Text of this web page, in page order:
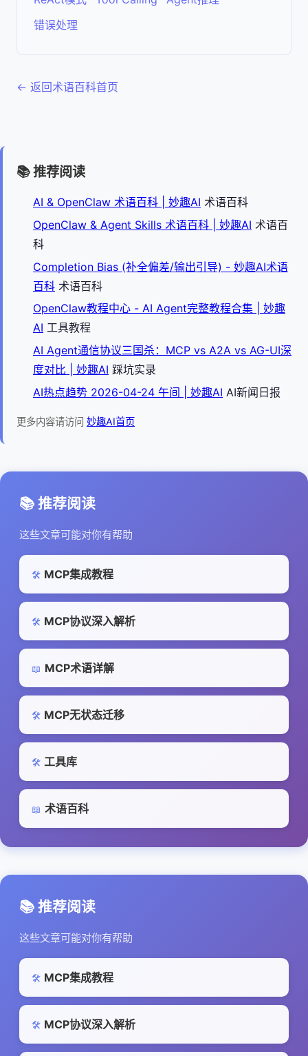
错误处理
← 返回术语百科首页
📚 推荐阅读
AI & OpenClaw 术语百科 | 妙趣AI 术语百科
OpenClaw & Agent Skills 术语百科 | 妙趣AI 术语百
科
Completion Bias (补全偏差/输出引导) - 妙趣AI术语
百科 术语百科
OpenClaw教程中心 - AI Agent完整教程合集 | 妙趣
AI 工具教程
AI Agent通信协议三国杀：MCP vs A2A vs AG-UI深
度对比 | 妙趣AI 踩坑实录
AI热点趋势 2026-04-24 午间 | 妙趣AI AI新闻日报
更多内容请访问 妙趣AI首页
📚 推荐阅读
这些文章可能对你有帮助
🛠️ MCP集成教程
🛠️ MCP协议深入解析
📖 MCP术语详解
🛠️ MCP无状态迁移
🛠️ 工具库
📖 术语百科
📚 推荐阅读
这些文章可能对你有帮助
🛠️ MCP集成教程
🛠️ MCP协议深入解析